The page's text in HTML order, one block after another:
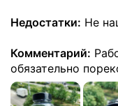
Недостатки: Не
Комментарий:
обязательно